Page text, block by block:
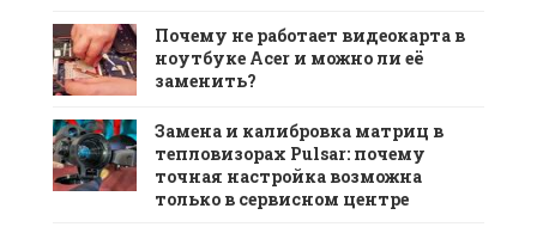
Почему не работает видеокарта в
ноутбуке Acer и можно ли её
заменить?
Замена и калибровка матриц в
тепловизорах Pulsar: почему
точная настройка возможна
только в сервисном центре